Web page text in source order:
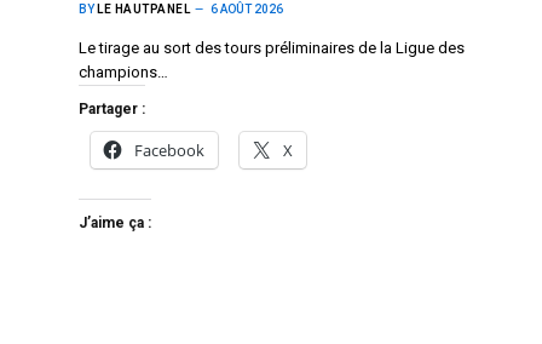
BY LE HAUTPANEL 6 AOÛT 2026
Le tirage au sort des tours préliminaires de la Ligue des
champions…
Partager :
Facebook X
J’aime ça :